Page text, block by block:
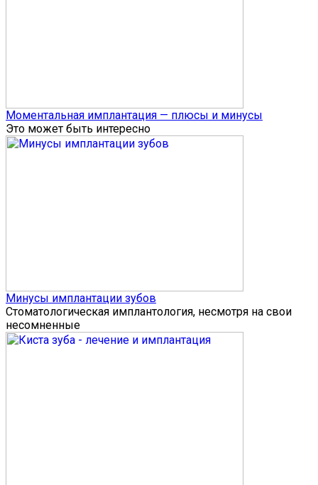
Моментальная имплантация — плюсы и минусы
Это может быть интересно
Минусы имплантации зубов
Стоматологическая имплантология, несмотря на свои
несомненные